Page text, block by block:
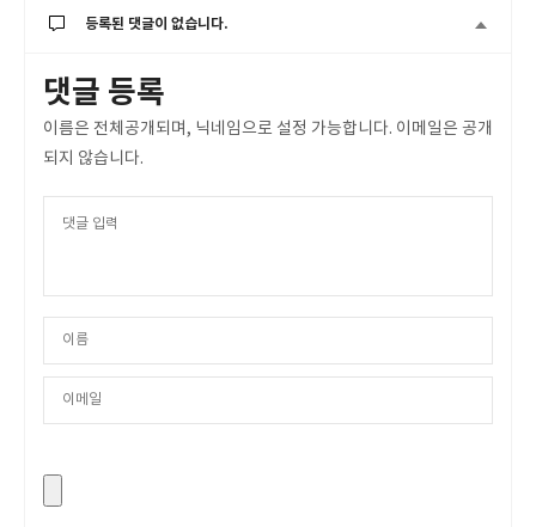
등록된 댓글이 없습니다.
댓글 등록
이름은 전체공개되며, 닉네임으로 설정 가능합니다. 이메일은 공개
되지 않습니다.